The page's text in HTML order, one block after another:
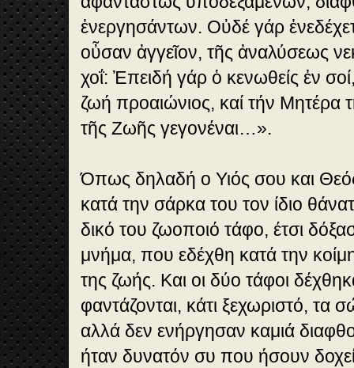
ἐνεργησάντων. Οὐδέ γάρ
οὖσαν ἀγγεῖον, τῆς ἀναλύσεως
χοΐ: Ἐπειδή γάρ ὁ κενωθείς ἐν
ζωή προαιώνιος, καί τήν Μητέρα
τῆς Ζωῆς γεγονέναι…».
Όπως δηλαδή ο Υιός σου και
κατά την σάρκα του τον ίδιο
δικό του ζωοποιό τάφο, έτσι
μνήμα, που εδέχθη κατά την
της ζωής. Και οι δύο τάφοι
φαντάζονται, κάτι ξεχωριστό, τα
αλλά δεν ενήργησαν καμιά
ήταν δυνατόν συ που ήσουν